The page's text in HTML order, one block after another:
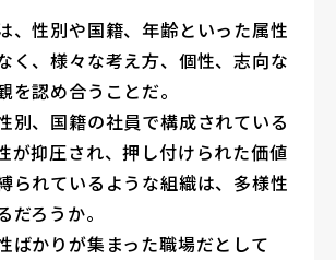
、性別や国籍、年齢といった属性
く、様々な考え方、個性、志向な
を認め合うことだ。
別、国籍の社員で構成されている
が抑圧され、押し付けられた価値
られているような組織は、多様性
だろうか。
ばかりが集まった職場だとして